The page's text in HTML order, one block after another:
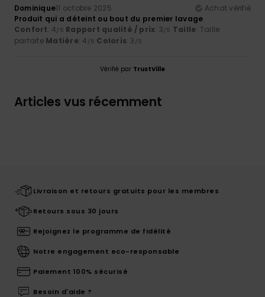
Dominique11 octobre 2025
Achat vérifié
Produit qui a déteint ou bout du premier lavage
Confort: 4/5 Rapport qualité / prix: 3/5 Taille: Taille
parfaite Matière: 4 /5 Coloris: 3 /5
Vérifié par TrustVille
Articles vus récemment
Livraison et retours gratuits pour les membres
Retours sous 30 jours
Rejoignez le programme de fidélité
Notre engagement eco-responsable
Paiement 100% sécurisé
Besoin d'aide ?